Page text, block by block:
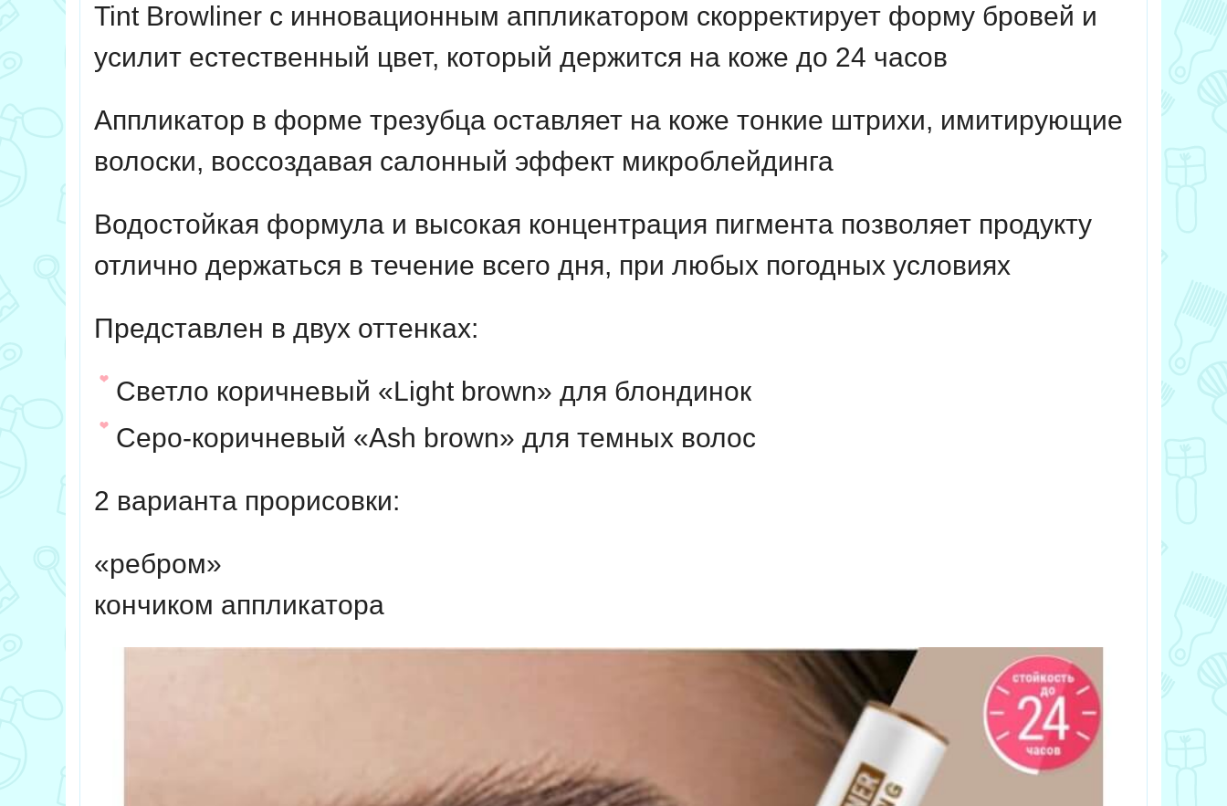
Tint Browliner с инновационным аппликатором скорректирует форму бровей и
усилит естественный цвет, который держится на коже до 24 часов
Аппликатор в форме трезубца оставляет на коже тонкие штрихи, имитирующие
волоски, воссоздавая салонный эффект микроблейдинга
Водостойкая формула и высокая концентрация пигмента позволяет продукту
отлично держаться в течение всего дня, при любых погодных условиях
Представлен в двух оттенках:
Светло коричневый «Light brown» для блондинок
Серо-коричневый «Ash brown» для темных волос
2 варианта прорисовки:
«ребром»
кончиком аппликатора